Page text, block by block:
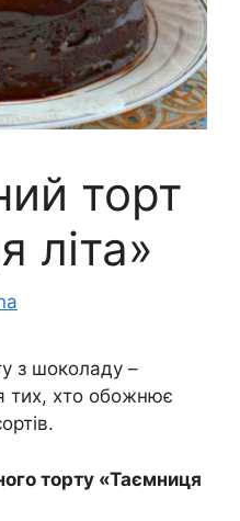
торт
літа»
з шоколаду –
тих, хто обожнює
торту «Таємниця